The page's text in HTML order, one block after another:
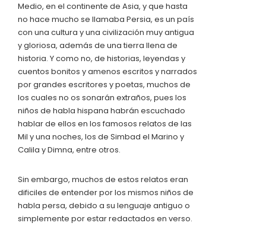
Medio, en el continente de Asia, y que hasta
no hace mucho se llamaba Persia, es un país
con una cultura y una civilización muy antigua
y gloriosa, además de una tierra llena de
historia. Y como no, de historias, leyendas y
cuentos bonitos y amenos escritos y narrados
por grandes escritores y poetas, muchos de
los cuales no os sonarán extraños, pues los
niños de habla hispana habrán escuchado
hablar de ellos en los famosos relatos de las
Mil y una noches, los de Simbad el Marino y
Calila y Dimna, entre otros.
Sin embargo, muchos de estos relatos eran
dificiles de entender por los mismos niños de
habla persa, debido a su lenguaje antiguo o
simplemente por estar redactados en verso.